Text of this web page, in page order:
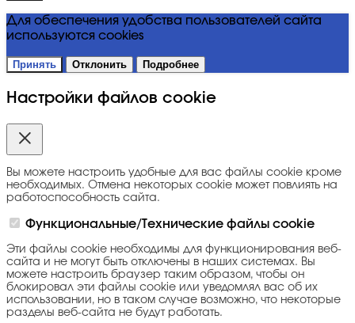
Для обеспечения удобства пользователей сайта
используются cookies
Принять Отклонить Подробнее
Настройки файлов cookie
Вы можете настроить удобные для вас файлы cookie кроме
необходимых. Отмена некоторых cookie может повлиять на
работоспособность сайта.
Функциональные/Технические файлы cookie
Эти файлы cookie необходимы для функционирования веб-
сайта и не могут быть отключены в наших системах. Вы
можете настроить браузер таким образом, чтобы он
блокировал эти файлы cookie или уведомлял вас об их
использовании, но в таком случае возможно, что некоторые
разделы веб-сайта не будут работать.